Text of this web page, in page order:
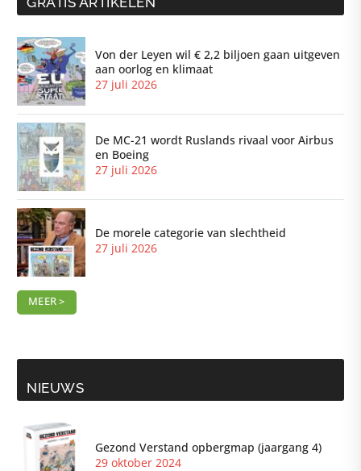
Von der Leyen wil € 2,2 biljoen gaan uitgeven
aan oorlog en klimaat
27 juli 2026
De MC-21 wordt Ruslands rivaal voor Airbus
en Boeing
27 juli 2026
De morele categorie van slechtheid
27 juli 2026
MEER >
NIEUWS
Gezond Verstand opbergmap (jaargang 4)
29 oktober 2024